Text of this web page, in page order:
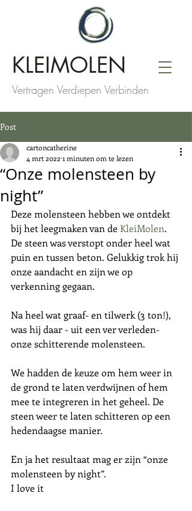
KLEIMOLEN
Vertragen Verdiepen Verbinden
Post
“Onze molensteen by
night”
cartoncatherine
4 mrt 2022 1 minuten om te lezen
Deze molensteen hebben we ontdekt
bij het leegmaken van de KleiMolen.
De steen was verstopt onder heel wat
puin en tussen beton. Gelukkig trok hij
onze aandacht en zijn we op
verkenning gegaan.
Na heel wat graaf- en tilwerk (3 ton!),
was hij daar - uit een ver verleden-
onze schitterende molensteen.
We hadden de keuze om hem weer in
de grond te laten verdwijnen of hem
mee te integreren in het geheel. De
steen weer te laten schitteren op een
hedendaagse manier.
En ja het resultaat mag er zijn “onze
molensteen by night”.
I love it